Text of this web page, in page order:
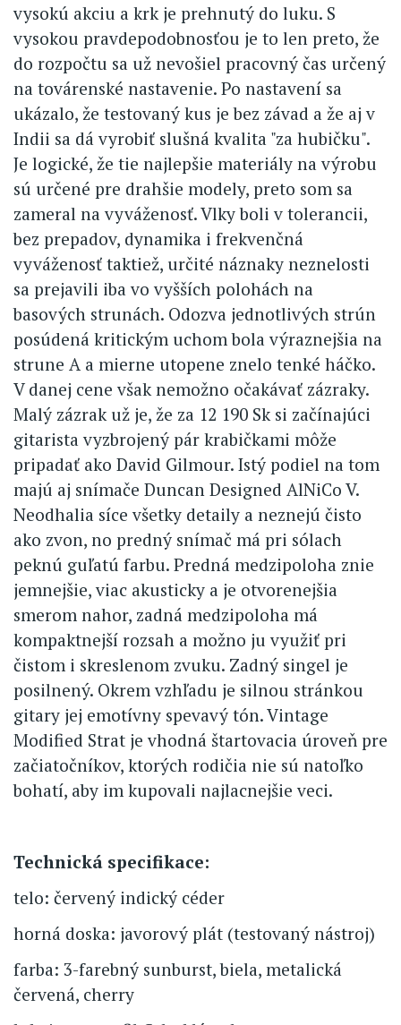
vysokú akciu a krk je prehnutý do luku. S
vysokou pravdepodobnosťou je to len preto, že
do rozpočtu sa už nevošiel pracovný čas určený
na továrenské nastavenie. Po nastavení sa
ukázalo, že testovaný kus je bez závad a že aj v
Indii sa dá vyrobiť slušná kvalita "za hubičku".
Je logické, že tie najlepšie materiály na výrobu
sú určené pre drahšie modely, preto som sa
zameral na vyváženosť. Vlky boli v tolerancii,
bez prepadov, dynamika i frekvenčná
vyváženosť taktiež, určité náznaky neznelosti
sa prejavili iba vo vyšších polohách na
basových strunách. Odozva jednotlivých strún
posúdená kritickým uchom bola výraznejšia na
strune A a mierne utopene znelo tenké háčko.
V danej cene však nemožno očakávať zázraky.
Malý zázrak už je, že za 12 190 Sk si začínajúci
gitarista vyzbrojený pár krabičkami môže
pripadať ako David Gilmour. Istý podiel na tom
majú aj snímače Duncan Designed AlNiCo V.
Neodhalia síce všetky detaily a neznejú čisto
ako zvon, no predný snímač má pri sólach
peknú guľatú farbu. Predná medzipoloha znie
jemnejšie, viac akusticky a je otvorenejšia
smerom nahor, zadná medzipoloha má
kompaktnejší rozsah a možno ju využiť pri
čistom i skreslenom zvuku. Zadný singel je
posilnený. Okrem vzhľadu je silnou stránkou
gitary jej emotívny spevavý tón. Vintage
Modified Strat je vhodná štartovacia úroveň pre
začiatočníkov, ktorých rodičia nie sú natoľko
bohatí, aby im kupovali najlacnejšie veci.
Technická specifikace:
telo: červený indický céder
horná doska: javorový plát (testovaný nástroj)
farba: 3-farebný sunburst, biela, metalická
červená, cherry